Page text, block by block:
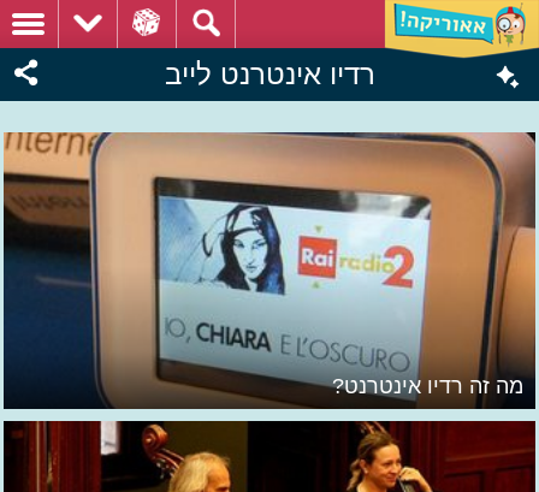
רדיו אינטרנט לייב
מה זה רדיו אינטרנט?